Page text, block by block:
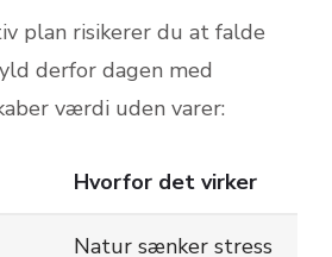
plan risikerer du at falde
derfor dagen med
værdi uden varer:
Hvorfor det virker
Natur sænker stress